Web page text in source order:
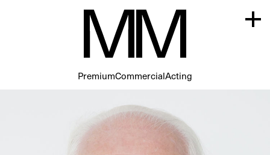
PremiumCommercialActing